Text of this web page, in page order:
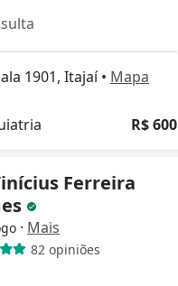
1901, Itajaí • Mapa
R$ 600
Ferreira
· Mais
82 opiniões